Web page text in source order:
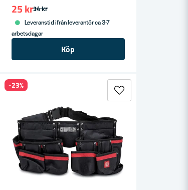
34 kr
25 kr
Leveranstid ifrån leverantör ca 3-7
arbetsdagar
Köp
-23%